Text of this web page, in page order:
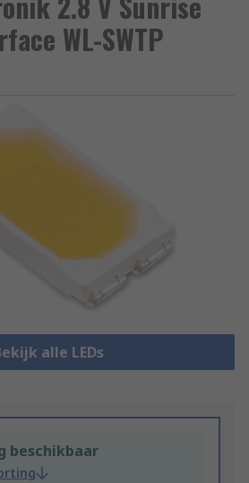
WL-SWTP
alle LEDs
beschikbaar